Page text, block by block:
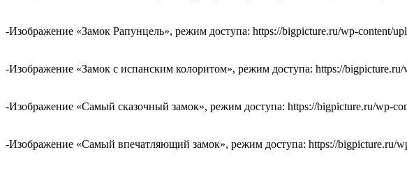
-Изображение «Замок Рапунцель», режим доступа: https://bigpicture.ru/wp-content/
-Изображение «Замок с испанским колоритом», режим доступа: https://bigpicture.ru/
-Изображение «Самый сказочный замок», режим доступа: https://bigpicture.ru/wp-
-Изображение «Самый впечатляющий замок», режим доступа: https://bigpicture.ru/